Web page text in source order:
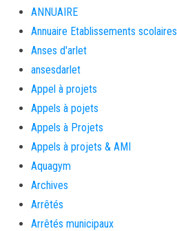
ANNUAIRE
Annuaire Etablissements scolaires
Anses d'arlet
ansesdarlet
Appel à projets
Appels à pojets
Appels à Projets
Appels à projets & AMI
Aquagym
Archives
Arrêtés
Arrêtés municipaux